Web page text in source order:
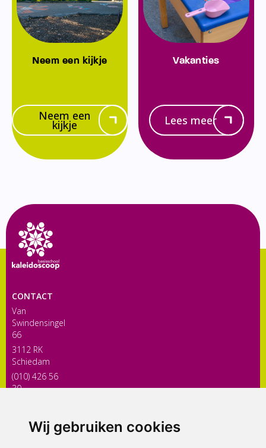
Wij gebruiken cookies
Neem een kijkje
Neem een
kijkje
Vakanties
Lees meer
CONTACT
Van
Swindensingel
66
3112 RK
Schiedam
(010) 426 56
30
ONDERDEEL VAN